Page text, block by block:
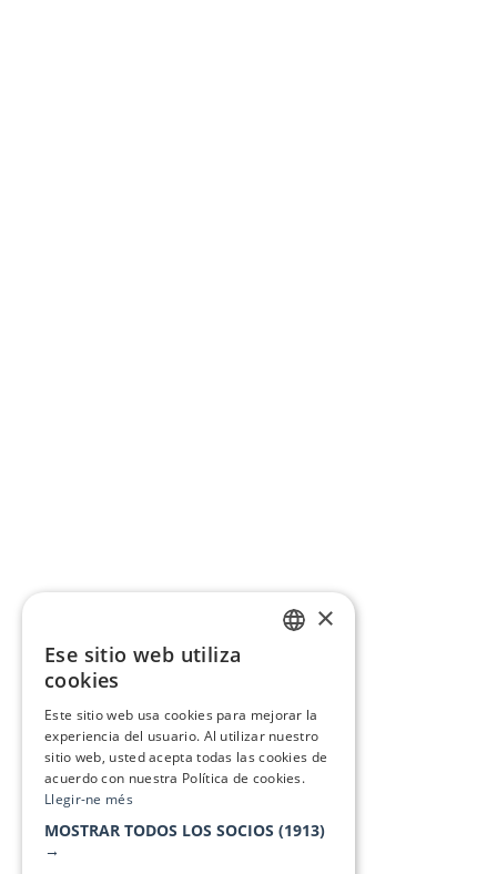
×
Ese sitio web utiliza
cookies
Este sitio web usa cookies para mejorar la
experiencia del usuario. Al utilizar nuestro
sitio web, usted acepta todas las cookies de
acuerdo con nuestra Política de cookies.
Llegir-ne més
MOSTRAR TODOS LOS SOCIOS (1913)
→